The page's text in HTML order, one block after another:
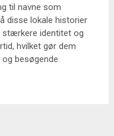
til navne som
disse lokale historier
stærkere identitet og
hvilket gør dem
besøgende.